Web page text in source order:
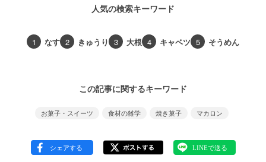
人気の検索キーワード
1 なす 2 きゅうり 3 大根 4 キャベツ 5 そうめん
この記事に関するキーワード
お菓子・スイーツ 食材の雑学 焼き菓子 マカロン